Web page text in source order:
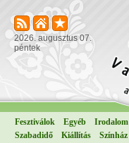
2026. augusztus 07.
péntek
Fesztiválok Egyéb Irodalom
Szabadidő
Kiállítás Színház